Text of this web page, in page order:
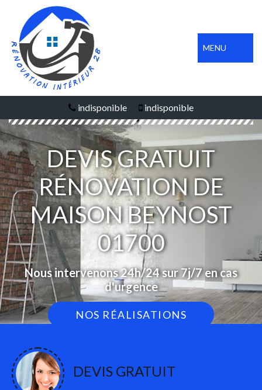
MENU
indisponible indisponible
DEVIS GRATUIT
RÉNOVATION DE
MAISON BEYNOST
01700
Nous intervenons 24h/24 sur 7j/7 en cas
d'urgence
NOS RÉALISATIONS
DEVIS GRATUIT